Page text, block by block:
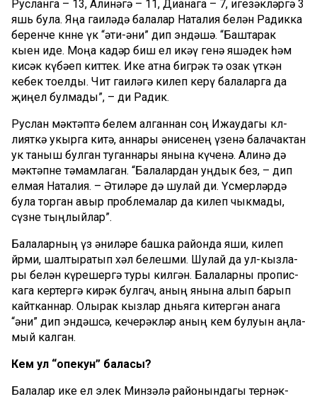
Русланга – 13, Алинәгә – 11, Дианага – 7, игезәкләргә 3
яшь була. Яңа гаиләдә балалар Наталия белән Радикка
беренче көн­не үк “әти-әни” дип эндәшә. “Баштарак
кыен иде. Моңа кадәр биш ел икәү генә яшә­дек һәм
кисәк күбәеп киттек. Ике атна бигрәк тә озак үткән
кебек тоелды. Чит гаиләгә килеп керү балаларга да
җиңел булмады”, – ди Радик.
Руслан мәктәптә белем алганнан соң Ижаудагы көл­­
лияткә укырга китә, аннары әнисенең үзенә балачактан
ук таныш булган туганнары янына күченә. Али­нә дә
мәктәпне тәмамла­ган. “Балалардан уңдык без, – дип
елмая Наталия. – Әтиләре дә шулай ди. Үс­мер­ләрдә
була торган авыр проблемалар да килеп чыкмады,
сүзне тың­лыйлар”.
Балаларның үз әниләре башка районда яши, килеп
йөрми, шалтыратып хәл белешми. Шулай да ул-кыз­ла­
ры белән күрешергә туры кил­гән. Балаларны пропис­
кага кертергә кирәк бул­гач, аның янына алып барып
кайтканнар. Олырак кызлар дөньяга китергән анага
“әни” дип эндәшсә, кече­рәк­ләр аның кем булуын аңла­
мый калган.
Кем ул “опекун” баласы?
Балалар ике ел элек Мин­­зәлә районындагы тер­нәк­